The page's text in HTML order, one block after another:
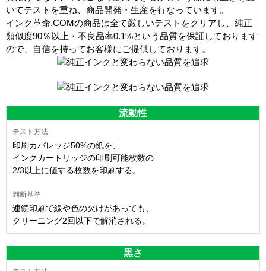
いてテストを重ね、商品開発・生産を行なっています。
インク革命.COMの商品は全て厳しいテストをクリアし、 純正
類似度90％以上・不良品率0.1%という品質を保証しております
ので、自信を持ってお客様にご提供しております。
流動性
印刷カバレッジ50%の紙を、
インクカートリッジの印刷可能枚数の
2/3以上に値する枚数を印刷する。
連続印刷で線や色の欠けがあっても、
クリーニング2回以下で解消される。
黒さ